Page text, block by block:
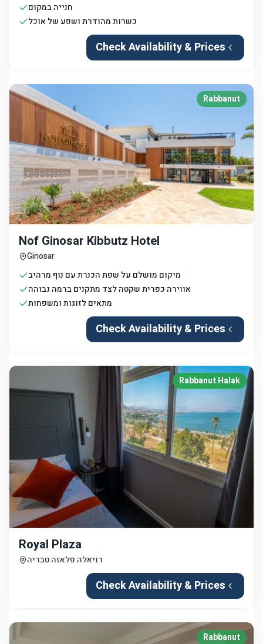
חנייה במקום
כשרות מהודרת ושפע של אוכל
Check Availability & Prices
Rabbanut
Nof Ginosar Kibbutz Hotel
Ginosar
מיקום מושלם על שפת הכנרת עם נוף מרהיב
אווירה כפרית שקטה לצד מתקנים ברמה גבוהה
מתאים לזוגות ומשפחות
Check Availability & Prices
Rabbanut Halak
Royal Plaza
רויאלה פלאזה טבריה
Check Availability & Prices
Rabbanut